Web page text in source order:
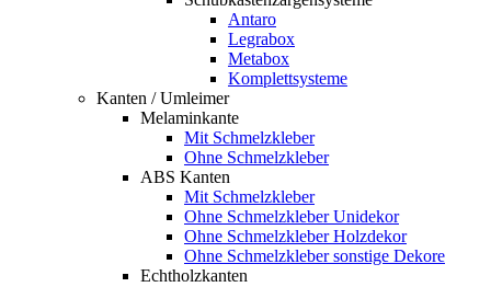
Antaro
Legrabox
Metabox
Komplettsysteme
Kanten / Umleimer
Melaminkante
Mit Schmelzkleber
Ohne Schmelzkleber
ABS Kanten
Mit Schmelzkleber
Ohne Schmelzkleber Unidekor
Ohne Schmelzkleber Holzdekor
Ohne Schmelzkleber sonstige Dekore
Echtholzkanten